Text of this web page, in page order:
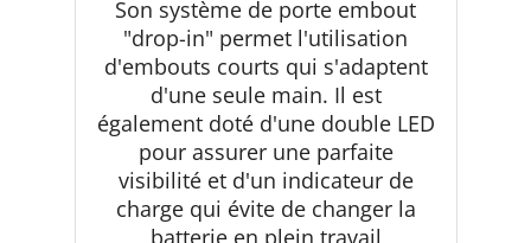
Son système de porte embout
"drop-in" permet l'utilisation
d'embouts courts qui s'adaptent
d'une seule main. Il est
également doté d'une double LED
pour assurer une parfaite
visibilité et d'un indicateur de
charge qui évite de changer la
batterie en plein travail